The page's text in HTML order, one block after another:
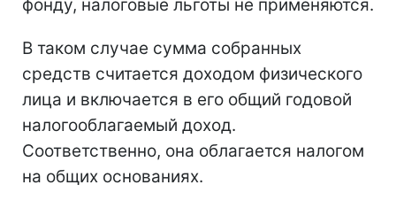
фонду, налоговые льготы не применяются.
В таком случае сумма собранных
средств считается доходом физического
лица и включается в его общий годовой
налогооблагаемый доход.
Соответственно, она облагается налогом
на общих основаниях.